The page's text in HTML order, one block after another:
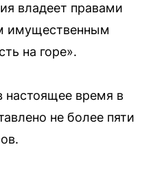
владеет правами
имущественным
на горе».
настоящее время в
не более пяти